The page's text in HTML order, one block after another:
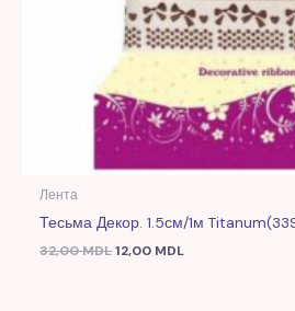
Лента
Тесьма Декор. 1.5см/1м
32,00MDL12,00 MDL